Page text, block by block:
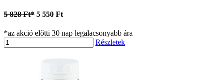
5 828 Ft* 5 550 Ft
*az akció előtti 30 nap legalacsonyabb ára
Részletek